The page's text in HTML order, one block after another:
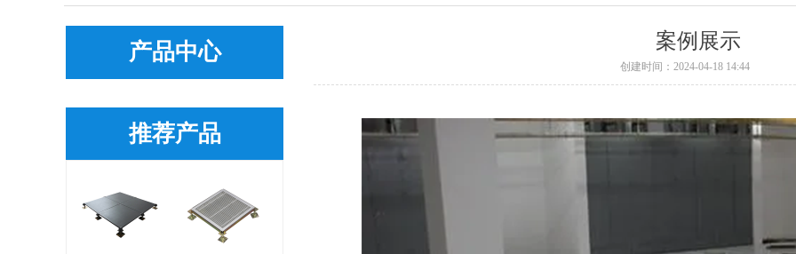
产品中心
推荐产品
案例展示
创建时间： 2024-04-18 14:44